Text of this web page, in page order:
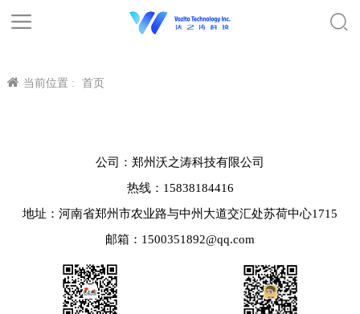
当前位置 : 首页
公司：郑州沃之涛科技有限公司
热线：15838184416
地址：河南省郑州市农业路与中州大道交汇处苏荷中心1715
邮箱：1500351892@qq.com